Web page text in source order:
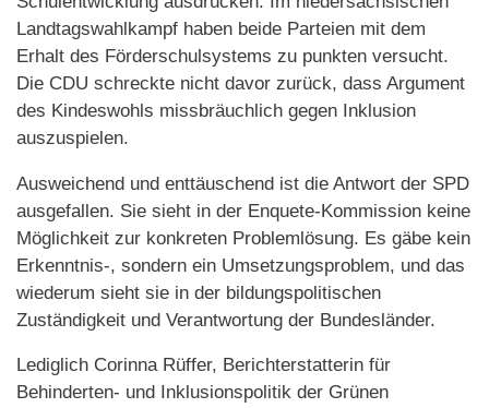
Landtagswahlkampf haben beide Parteien mit dem
Erhalt des Förderschulsystems zu punkten versucht.
Die CDU schreckte nicht davor zurück, dass Argument
des Kindeswohls missbräuchlich gegen Inklusion
auszuspielen.
Ausweichend und enttäuschend ist die Antwort der SPD
ausgefallen. Sie sieht in der Enquete-Kommission keine
Möglichkeit zur konkreten Problemlösung. Es gäbe kein
Erkenntnis-, sondern ein Umsetzungsproblem, und das
wiederum sieht sie in der bildungspolitischen
Zuständigkeit und Verantwortung der Bundesländer.
Lediglich Corinna Rüffer, Berichterstatterin für
Behinderten- und Inklusionspolitik der Grünen